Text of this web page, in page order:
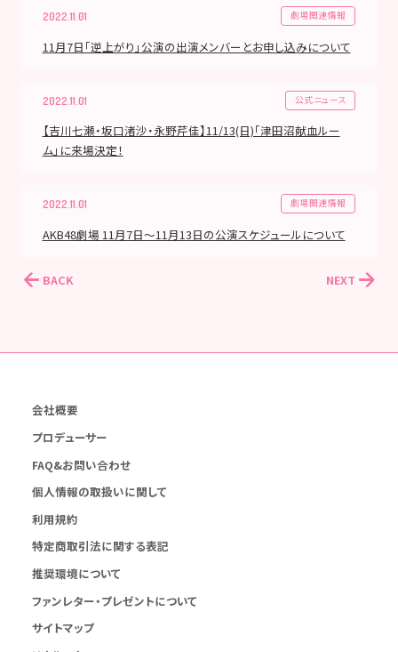
2022.11.01 劇場関連情報
11月7日「逆上がり」公演の出演メンバーとお申し込みについて
2022.11.01 公式ニュース
【吉川七瀬・坂口渚沙・永野芹佳】11/13(日)「津田沼献血ルー
ム」に来場決定！
2022.11.01 劇場関連情報
AKB48劇場 11月7日〜11月13日の公演スケジュールについて
BACK NEXT
会社概要
プロデューサー
FAQ&お問い合わせ
個人情報の取扱いに関して
利用規約
特定商取引法に関する表記
推奨環境について
ファンレター・プレゼントについて
サイトマップ